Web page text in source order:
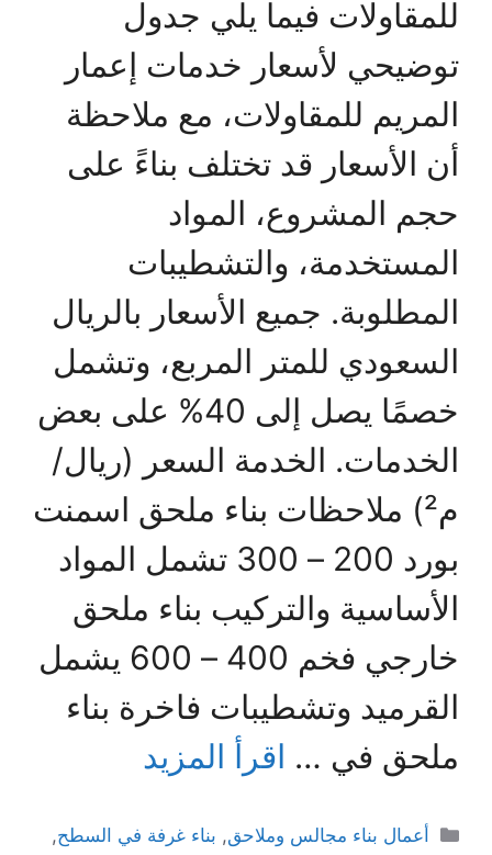
للمقاولات فيما يلي جدول
توضيحي لأسعار خدمات إعمار
المريم للمقاولات، مع ملاحظة
أن الأسعار قد تختلف بناءً على
حجم المشروع، المواد
المستخدمة، والتشطيبات
المطلوبة. جميع الأسعار بالريال
السعودي للمتر المربع، وتشمل
خصمًا يصل إلى 40% على بعض
الخدمات. الخدمة السعر (ريال/
م²) ملاحظات بناء ملحق اسمنت
بورد 200 – 300 تشمل المواد
الأساسية والتركيب بناء ملحق
خارجي فخم 400 – 600 يشمل
القرميد وتشطيبات فاخرة بناء
ملحق في … اقرأ المزيد
أعمال بناء مجالس وملاحق, بناء غرفة في السطح,